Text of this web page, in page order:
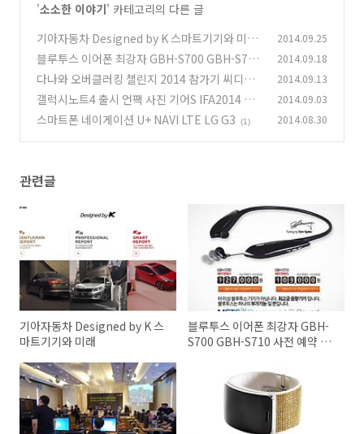
'소소한 이야기' 카테고리의 다른 글
기아자동차 Designed by K 스마트기기와 미래
(0)
2014.09.25
블루투스 이어폰 최강자 GBH-S700 GBH-S710
사전 예약 이벤트
(0)
2014.09.18
다나와 오버클러킹 챌린지 2014 참가기 씨디맨
(6)
2014.09.13
갤럭시노트4 출시 언팩 사진 기어S IFA2014 곡
면 디스플레이
(1)
2014.09.03
스마트폰 네이게이션 U+ NAVI LTE LG G3 (1) 2014.08.30
관련글
기아자동차 Designed by K 스
마트기기와 미래
블루투스 이어폰 최강자 GBH-
S700 GBH-S710 사전 예약 이